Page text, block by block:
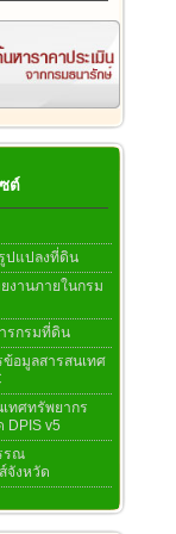
ต์
ปแปลงที่ดิน
งานภายในกรม
รกรมที่ดิน
อมูลสารสนเทศ
ทศทรัพยากร
DPIS v5
รณ
จังหวัด